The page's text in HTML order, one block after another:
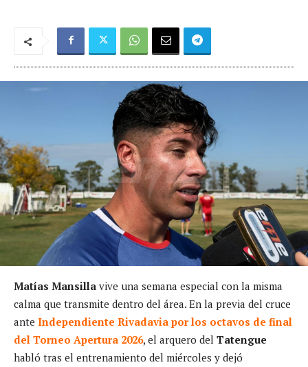
Matías Mansilla vive una semana especial con la misma
calma que transmite dentro del área. En la previa del cruce
ante Independiente Rivadavia por los octavos de final
del Torneo Apertura 2026, el arquero del Tatengue
habló tras el entrenamiento del miércoles y dejó